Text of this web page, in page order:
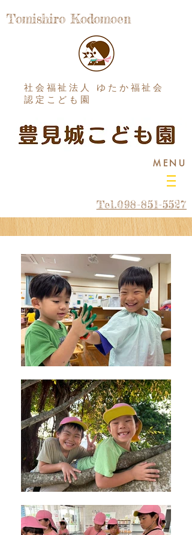
Tomishiro Kodomoen
社会福祉法人 ゆたか福祉会
認定こども園
MENU
Tel.098-851-5527